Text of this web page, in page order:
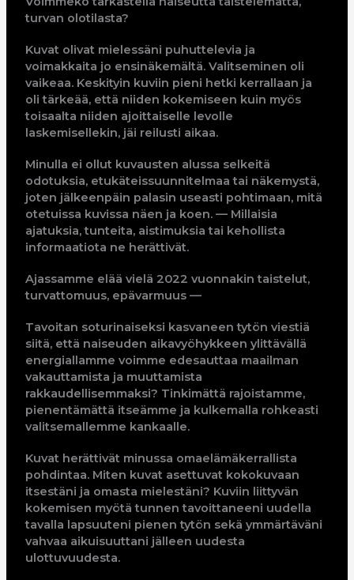
turvan olotilasta?
Kuvat olivat mielessäni puhuttelevia ja
voimakkaita jo ensinäkemältä. Valitseminen oli
vaikeaa. Keskityin kuviin pieni hetki kerrallaan ja
oli tärkeää, että niiden kokemiseen kuin myös
toisaalta niiden ajoittaiselle levolle
laskemisellekin, jäi reilusti aikaa.
Minulla ei ollut kuvausten alussa selkeitä
odotuksia, etukäteissuunnitelmaa tai näkemystä,
joten jälkeenpäin palasin useasti pohtimaan, mitä
otetuissa kuvissa näen ja koen. — Millaisia
ajatuksia, tunteita, aistimuksia tai kehollista
informaatiota ne herättivät.
Ajassamme elää vielä 2022 vuonnakin taistelut,
turvattomuus, epävarmuus —
Tavoitan soturinaiseksi kasvaneen tytön viestiä
siitä, että naiseuden aikavyöhykkeen ylittävällä
energiallamme voimme edesauttaa maailman
vakauttamista ja muuttamista
rakkaudellisemmaksi? Tinkimättä rajoistamme,
pienentämättä itseämme ja kulkemalla rohkeasti
valitsemallemme kankaalle.
Kuvat herättivät minussa omaelämäkerrallista
pohdintaa. Miten kuvat asettuvat kokokuvaan
itsestäni ja omasta mielestäni? Kuviin liittyvän
kokemisen myötä tunnen tavoittaneeni uudella
tavalla lapsuuteni pienen tytön sekä ymmärtäväni
vahvaa aikuisuuttani jälleen uudesta
ulottuvuudesta.